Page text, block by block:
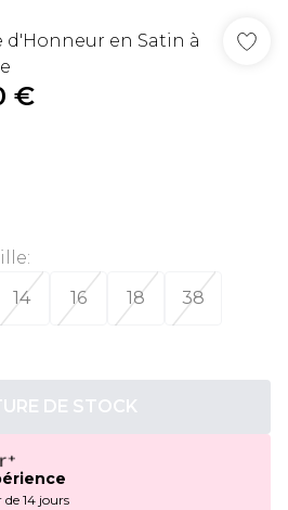
d'Honneur en Satin à
€
:
14 16 18 38
DE STOCK
14 jours